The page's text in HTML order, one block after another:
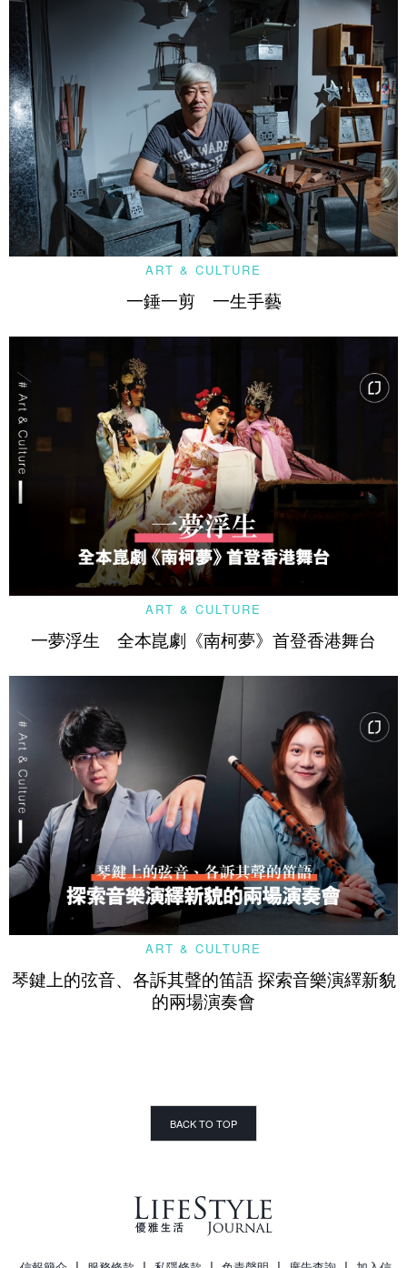
ART & CULTURE
一錘一剪 一生手藝
ART & CULTURE
一夢浮生 全本崑劇《南柯夢》首登香港舞台
ART & CULTURE
琴鍵上的弦音、各訴其聲的笛語 探索音樂演繹新貌
的兩場演奏會
BACK TO TOP